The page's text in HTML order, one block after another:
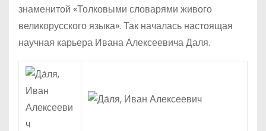
знаменитой «Толковыми словарями живого
великорусского языка». Так началась настоящая
научная карьера Ивана Алексеевича Даля.